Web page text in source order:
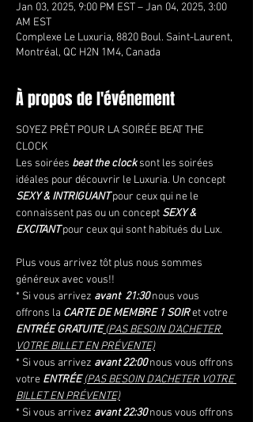
Jan 03, 2025, 9:00 PM EST – Jan 04, 2025, 3:00
AM EST
Complexe Le Luxuria, 8820 Boul. Saint-Laurent,
Montréal, QC H2N 1M4, Canada
À propos de l'événement
SOYEZ PRÊT POUR LA SOIRÉE BEAT THE
CLOCK
Les soirées beat the clock sont les soirées
idéales pour découvrir le Luxuria. Un concept
SEXY & INTRIGUANT pour ceux qui ne le
connaissent pas ou un concept SEXY &
EXCITANT pour ceux qui sont habitués du Lux.
Plus vous arrivez tôt plus nous sommes
généreux avec vous!!
* Si vous arrivez avant  21:30 nous vous
offrons la CARTE DE MEMBRE 1 SOIR et votre
ENTRÉE GRATUITE (PAS BESOIN D'ACHETER
VOTRE BILLET EN PRÉVENTE)
* Si vous arrivez avant 22:00 nous vous offrons
votre ENTRÉE (PAS BESOIN D'ACHETER VOTRE
BILLET EN PRÉVENTE)
* Si vous arrivez avant 22:30 nous vous offrons